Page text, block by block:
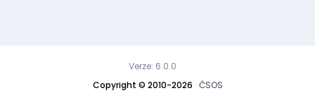
Copyright © 2010-2026 ČSOS
Verze: 6.0.0